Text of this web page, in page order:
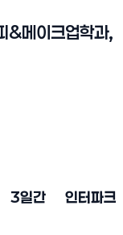
&메이크업학과,
3일간 인터파크